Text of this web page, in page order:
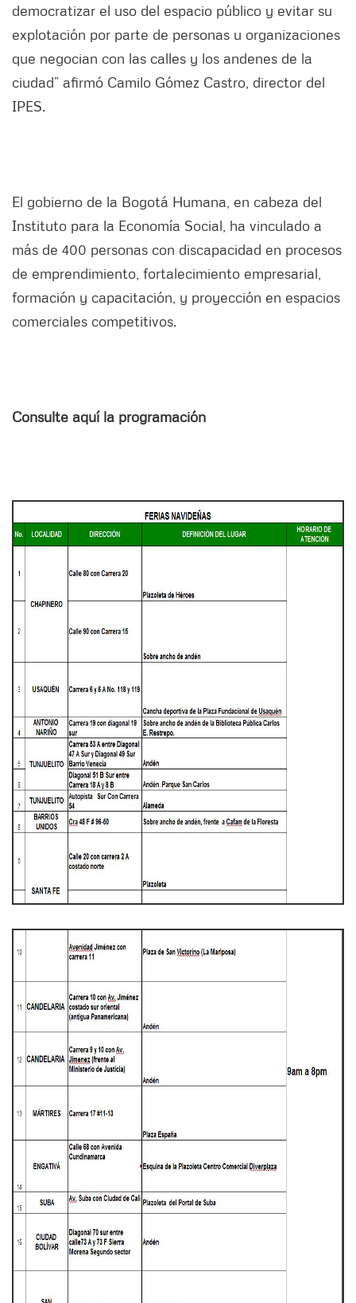
democratizar el uso del espacio público y evitar su
explotación por parte de personas u organizaciones
que negocian con las calles y los andenes de la
ciudad” afirmó Camilo Gómez Castro, director del
IPES.
El gobierno de la Bogotá Humana, en cabeza del
Instituto para la Economía Social, ha vinculado a
más de 400 personas con discapacidad en procesos
de emprendimiento, fortalecimiento empresarial,
formación y capacitación, y proyección en espacios
comerciales competitivos.
Consulte aquí la programación